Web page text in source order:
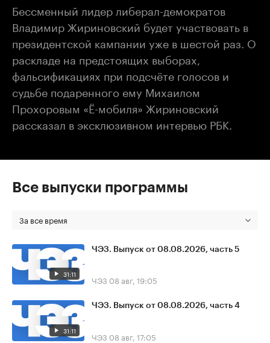
Бессменный лидер либерал-демократов
Владимир Жириновский будет участвовать в
президентской кампании уже в шестой раз. О
раскладе на предстоящих выборах,
фальсификациях при подсчёте голосов и
судьбе подаренного ему Михаилом
Прохоровым «Ё-мобиля» Жириновский
рассказал в эксклюзивном интервью РБК.
Все выпуски программы
За все время
31:11
ЧЭЗ. Выпуск от 08.08.2026, часть 5
ЧЭЗ 08 авг, 19:05
31:11
ЧЭЗ. Выпуск от 08.08.2026, часть 4
ЧЭЗ 08 авг, 17:05